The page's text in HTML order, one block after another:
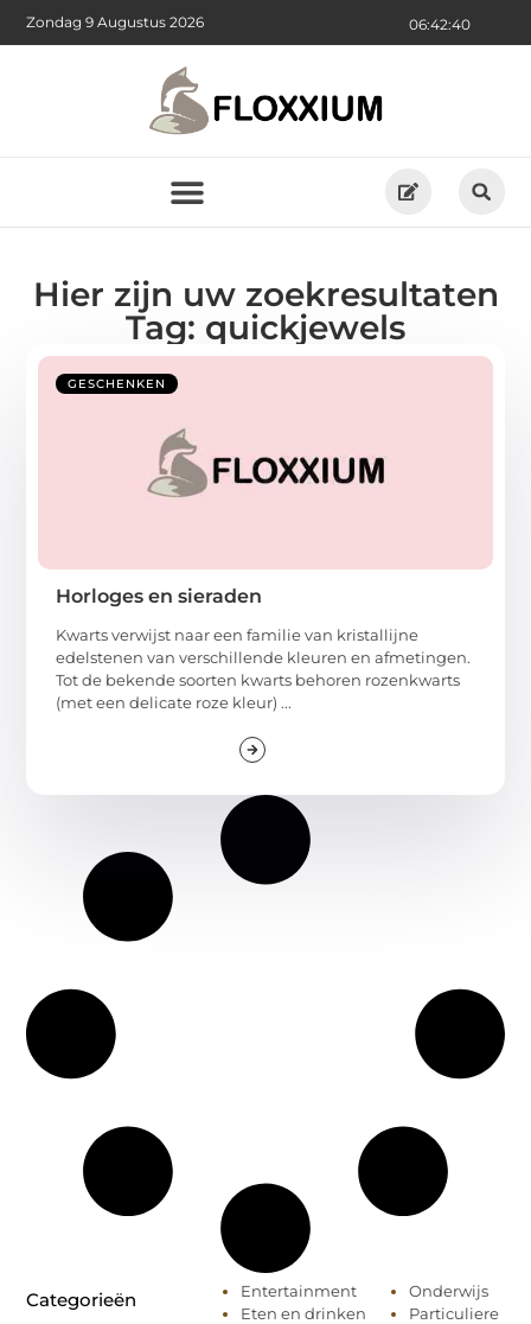
06:42:41
Zondag 9 Augustus 2026
Hier zijn uw zoekresultaten
Tag: quickjewels
GESCHENKEN
Horloges en sieraden
Kwarts verwijst naar een familie van kristallijne
edelstenen van verschillende kleuren en afmetingen.
Tot de bekende soorten kwarts behoren rozenkwarts
(met een delicate roze kleur) ...
Categorieën
Entertainment
Eten en drinken
Onderwijs
Particuliere